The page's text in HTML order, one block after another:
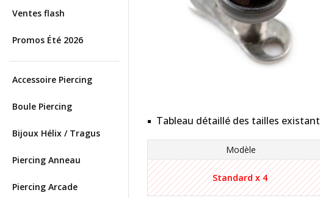
Ventes flash
Promos Été 2026
Accessoire Piercing
Boule Piercing
Bijoux Hélix / Tragus
Piercing Anneau
Piercing Arcade
Tableau détaillé des tailles
Modèle
Standard x 4